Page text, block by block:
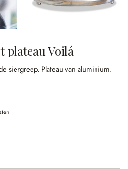
plateau Voilá
siergreep. Plateau van aluminium.